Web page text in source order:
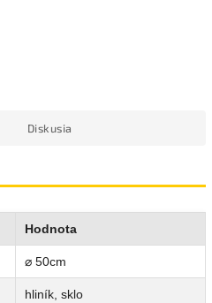
Diskusia
Hodnota
⌀ 50cm
hliník, sklo